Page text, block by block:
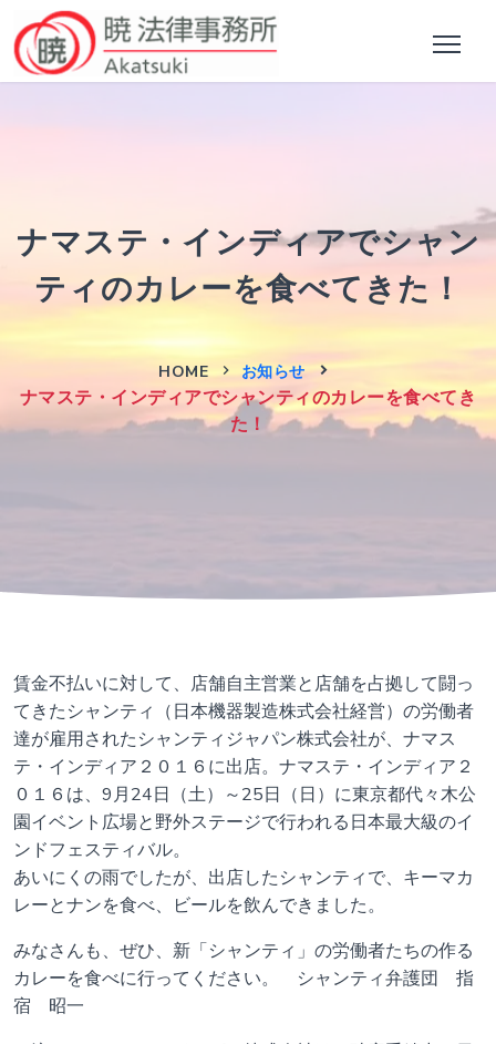
ナマステ・インディアでシャン
ティのカレーを食べてきた！
HOME お知らせ
ナマステ・インディアでシャンティのカレーを食べてき
た！
賃金不払いに対して、店舗自主営業と店舗を占拠して闘っ
てきたシャンティ（日本機器製造株式会社経営）の労働者
達が雇用されたシャンティジャパン株式会社が、ナマス
テ・インディア２０１６に出店。ナマステ・インディア２
０１６は、9月24日（土）～25日（日）に東京都代々木公
園イベント広場と野外ステージで行われる日本最大級のイ
ンドフェスティバル。
あいにくの雨でしたが、出店したシャンティで、キーマカ
レーとナンを食べ、ビールを飲んできました。
みなさんも、ぜひ、新「シャンティ」の労働者たちの作る
カレーを食べに行ってください。 シャンティ弁護団 指
宿 昭一